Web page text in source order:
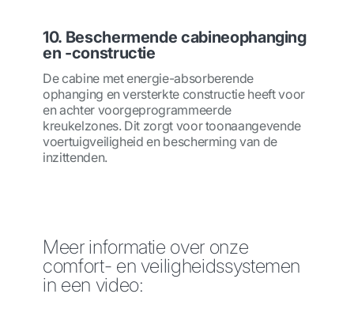
10. Beschermende cabineophanging
en -constructie
De cabine met energie-absorberende
ophanging en versterkte constructie heeft voor
en achter voorgeprogrammeerde
kreukelzones. Dit zorgt voor toonaangevende
voertuigveiligheid en bescherming van de
inzittenden.
Meer informatie over onze
comfort- en veiligheidssystemen
in een video: